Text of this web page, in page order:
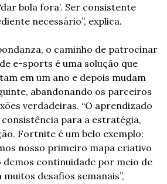
bola fora’. Ser consistente
necessário”, explica.
o caminho de patrocinar
e-sports é uma solução que
em um ano e depois mudam
abandonando os parceiros
verdadeiras. “O aprendizado
para a estratégia,
Fortnite é um belo exemplo:
nosso primeiro mapa criativo
demos continuidade por meio de
desafios semanais”,